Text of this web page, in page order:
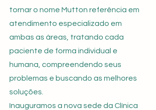
tornar o nome Mutton referência em
atendimento especializado em
ambas as áreas, tratando cada
paciente de forma individual e
humana, compreendendo seus
problemas e buscando as melhores
soluções.
Inauguramos a nova sede da Clínica